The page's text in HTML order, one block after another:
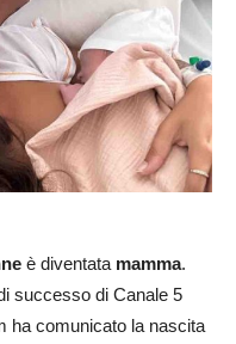
è diventata mamma.
successo di Canale 5
ha comunicato la nascita